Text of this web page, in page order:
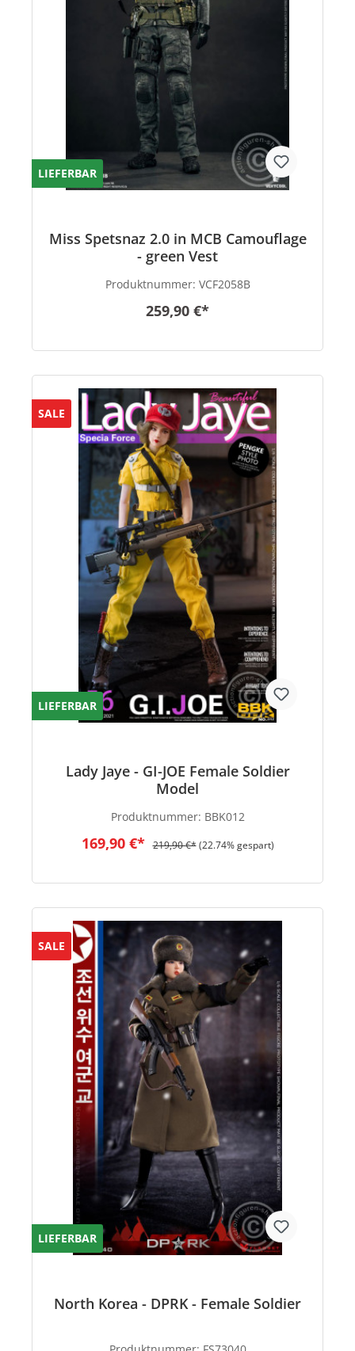
LIEFERBAR
Miss Spetsnaz 2.0 in MCB Camouflage
- green Vest
Produktnummer: VCF2058B
259,90 €*
SALE
LIEFERBAR
Lady Jaye - GI-JOE Female Soldier
Model
Produktnummer: BBK012
169,90 €* 219,90 €* (22.74% gespart)
SALE
LIEFERBAR
North Korea - DPRK - Female Soldier